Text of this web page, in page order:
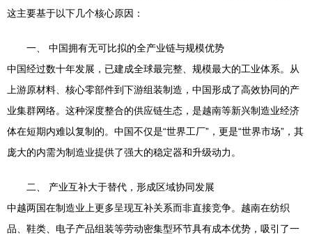
这主要基于以下几个核心原因：
一、 中国拥有无可比拟的全产业链与规模优势
中国经过数十年发展，已建成全球最完整、规模最大的工业体系。从
上游原材料、核心零部件到下游组装制造，中国形成了高效协同的产
业集群网络。这种深度整合的供应链生态，是越南等新兴制造业经济
体在短期内难以复制的。中国不仅是“世界工厂”，更是“世界市场”，其
庞大的内需为制造业提供了强大的稳定器和升级动力。
二、 产业互补大于替代，形成区域协同发展
中越两国在制造业上更多呈现互补关系而非直接竞争。越南在纺织
品、鞋类、电子产品组装等劳动密集型环节具有成本优势，吸引了一